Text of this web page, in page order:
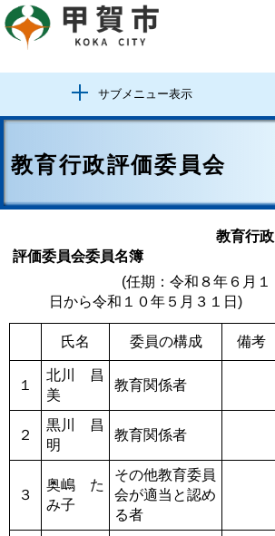
サブメニュー表示
教育行政評価委員会
教育行政
評価委員会委員名簿
(任期：令和８年６月１
日から令和１０年５月３１日)
氏名 委員の構成 備考
１
北川 昌
美
教育関係者
２
黒川 昌
明
教育関係者
３
奥嶋 た
み子
その他教育委員
会が適当と認め
る者